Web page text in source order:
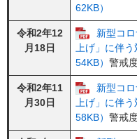
62KB）
令和2年12
月18日
新型コ
上げ」に伴う
54KB） 警戒
令和2年11
月30日
新型コ
上げ」に伴う
58KB） 警戒